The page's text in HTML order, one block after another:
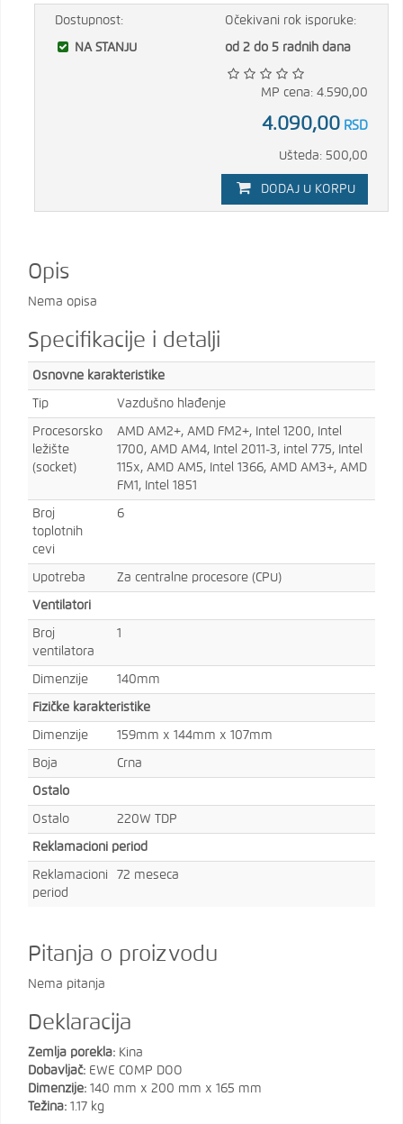
Dostupnost:
NA STANJU
Očekivani rok isporuke:
od 2 do 5 radnih dana
MP cena: 4.590,00
4.090,00 RSD
Ušteda: 500,00
DODAJ U KORPU
Opis
Nema opisa
Specifikacije i detalji
Osnovne karakteristike
Tip Vazdušno hlađenje
Procesorsko
ležište
(socket)
AMD AM2+, AMD FM2+, Intel 1200, Intel
1700, AMD AM4, Intel 2011-3, intel 775, Intel
115x, AMD AM5, Intel 1366, AMD AM3+, AMD
FM1, Intel 1851
Broj
toplotnih
cevi
6
Upotreba Za centralne procesore (CPU)
Ventilatori
Broj
ventilatora
1
Dimenzije 140mm
Fizičke karakteristike
Dimenzije 159mm x 144mm x 107mm
Boja Crna
Ostalo
Ostalo 220W TDP
Reklamacioni period
Reklamacioni
period
72 meseca
Pitanja o proizvodu
Nema pitanja
Deklaracija
Zemlja porekla: Kina
Dobavljač: EWE COMP DOO
Dimenzije: 140 mm x 200 mm x 165 mm
Težina: 1.17 kg